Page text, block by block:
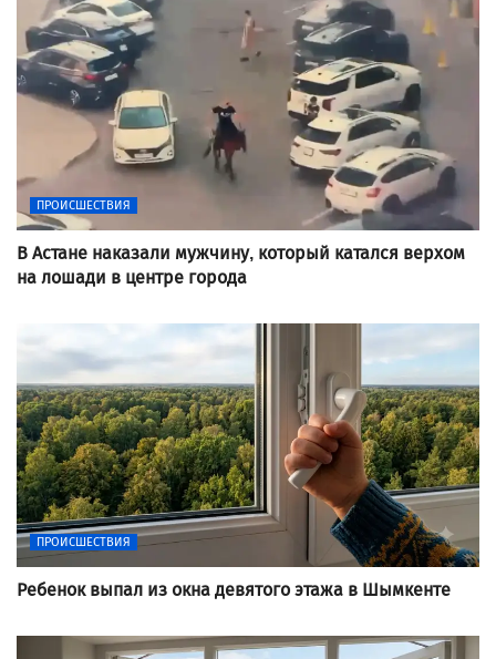
ПРОИСШЕСТВИЯ
В Астане наказали мужчину, который катался верхом
на лошади в центре города
ПРОИСШЕСТВИЯ
Ребенок выпал из окна девятого этажа в Шымкенте